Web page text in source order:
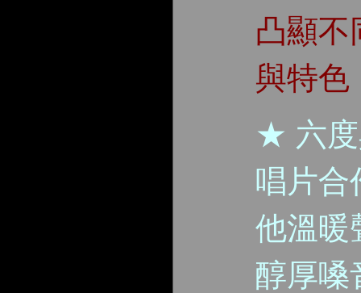
凸顯不
與特色
★ 六
唱片合
他溫暖
醇厚嗓